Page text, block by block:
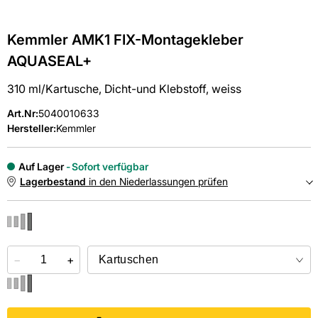
Kemmler AMK1 FIX-Montagekleber
AQUASEAL+
310 ml/Kartusche, Dicht-und Klebstoff, weiss
Art.Nr:5040010633
Hersteller:Kemmler
Auf Lager
Sofort verfügbar
Lagerbestand in den Niederlassungen prüfen
Online kaufen &kostenlos
− +